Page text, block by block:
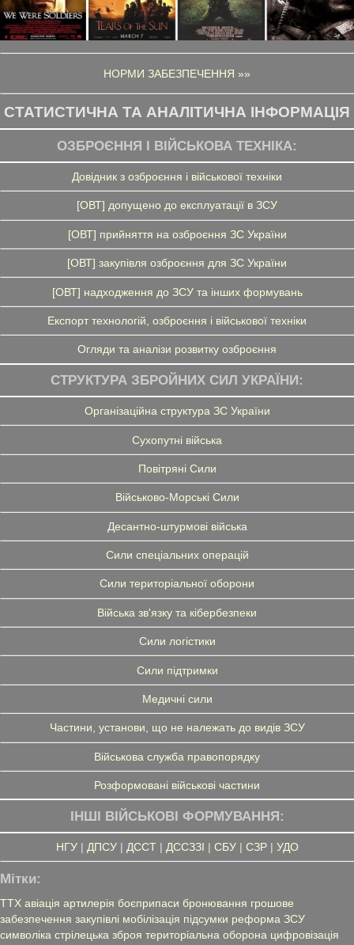
НОРМИ ЗАБЕЗПЕЧЕННЯ »»
СТАТИСТИЧНА ТА АНАЛІТИЧНА ІНФОРМАЦІЯ
ОЗБРОЄННЯ І ВІЙСЬКОВА ТЕХНІКА:
Довідник з озброєння і військової техніки
[ОВТ] допущено до експлуатації в ЗСУ
[ОВТ] прийняття на озброєння ЗС України
[ОВТ] закупівля озброєння для ЗС України
[ОВТ] надходження до ЗСУ та інших формувань
Експорт технологій, озброєння і військової техніки
Огляди та аналізи розвитку озброєння
СТРУКТУРА ЗБРОЙНИХ СИЛ УКРАЇНИ:
Організаційна структура ЗС України
Сухопутні війська
Повітряні Сили
Військово-Морські Сили
Десантно-штурмові війська
Сили спеціальних операцій
Сили територіальної оборони
Війська зв'язку та кібербезпеки
Сили логістики
Сили підтримки
Медичні сили
Частини, установи, що не належать до видів ЗСУ
Військова служба правопорядку
Розформовані військові частини
ІНШІ ВІЙСЬКОВІ ФОРМУВАННЯ:
НГУ| ДПСУ| ДССТ| ДССЗЗІ | СБУ| СЗР| УДО
Мітки:
ТТХ авіація артилерія боєприпаси бронювання грошове
забезпечення закупівлі мобілізація підсумки реформа ЗСУ
символіка стрілецька зброя територіальна оборона цифровізація